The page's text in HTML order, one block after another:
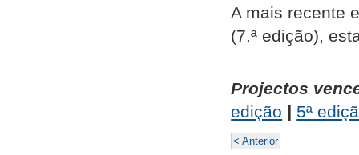
A mais recente
(7.ª edição),
Projectos
edição | 5ª
< Anterior